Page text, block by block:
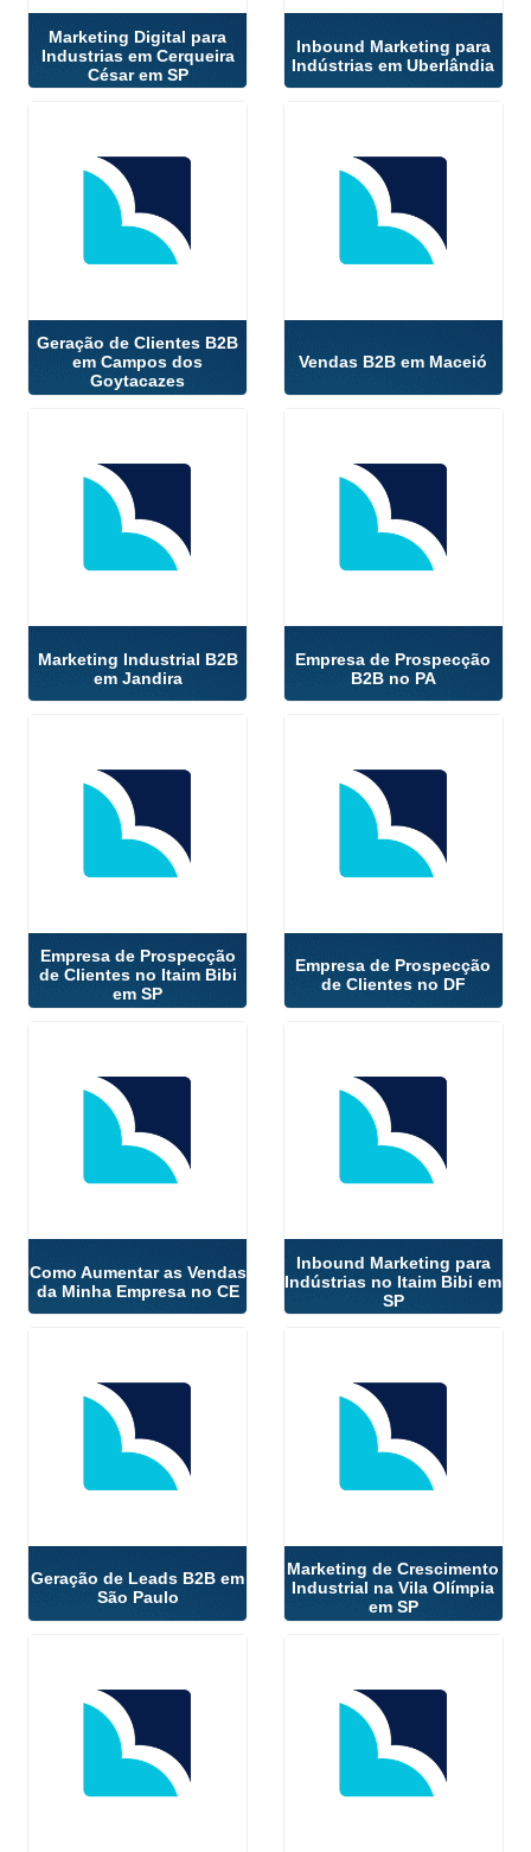
Marketing Digital para
Industrias em Cerqueira
César em SP
Inbound Marketing para
Indústrias em Uberlândia
Geração de Clientes B2B
em Campos dos
Goytacazes
Vendas B2B em Maceió
Marketing Industrial B2B
em Jandira
Empresa de Prospecção
B2B no PA
Empresa de Prospecção
de Clientes no Itaim Bibi
em SP
Empresa de Prospecção
de Clientes no DF
Como Aumentar as Vendas
da Minha Empresa no CE
Inbound Marketing para
Indústrias no Itaim Bibi em
SP
Geração de Leads B2B em
São Paulo
Marketing de Crescimento
Industrial na Vila Olímpia
em SP